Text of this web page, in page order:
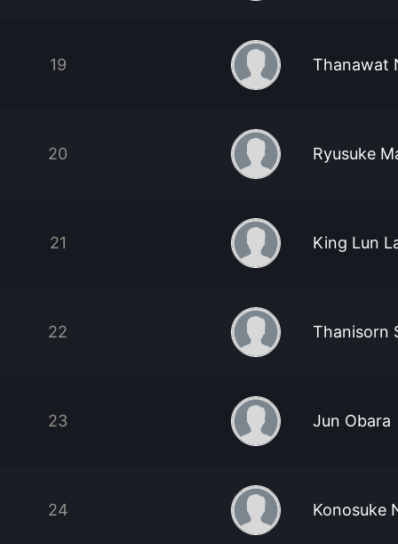
19 Thanawat
20 Ryusuke
21 King Lun
22 Thanisorn
23 Jun Obara
24 Konosuke